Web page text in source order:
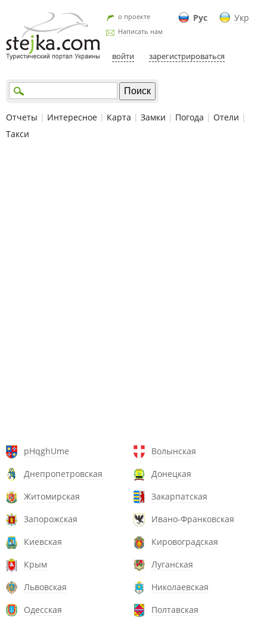
Рус Укр
о проекте
Написать нам
войти зарегистрироваться
Отчеты | Интересное | Карта | Замки | Погода | Отели |
Такси
pHqghUme
Волынская
Днепропетровская
Донецкая
Житомирская
Закарпатская
Запорожская
Ивано-Франковская
Киевская
Кировоградская
Крым
Луганская
Львовская
Николаевская
Одесская
Полтавская